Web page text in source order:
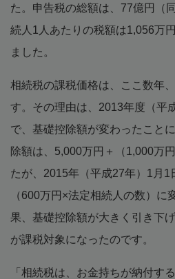
た。申告税の総額は、77億円（
続人1人あたりの税額は1,056万
ました。
相続税の課税価格は、ここ数年
す。その理由は、2013年度（平
で、基礎控除額が変わったこと
除額は、5,000万円＋（1,000万
たが、2015年（平成27年）1月1
（600万円×法定相続人の数）に
果、基礎控除額が大きく引き下
が課税対象になったのです。
「相続税は、お金持ちが納付す